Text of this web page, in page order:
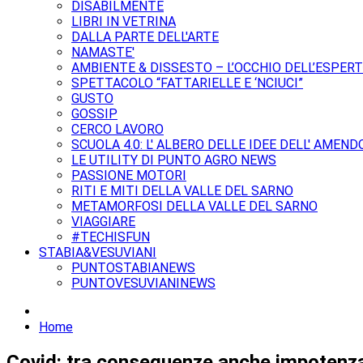
DISABILMENTE
LIBRI IN VETRINA
DALLA PARTE DELL'ARTE
NAMASTE'
AMBIENTE & DISSESTO – L’OCCHIO
SPETTACOLO “FATTARIELLE E ‘NCIUCI”
GUSTO
GOSSIP
CERCO LAVORO
SCUOLA 4.0: L' ALBERO DELLE IDEE DELL'
LE UTILITY DI PUNTO AGRO NEWS
PASSIONE MOTORI
RITI E MITI DELLA VALLE DEL SARNO
METAMORFOSI DELLA VALLE DEL SARNO
VIAGGIARE
#TECHISFUN
STABIA&VESUVIANI
PUNTOSTABIANEWS
PUNTOVESUVIANINEWS
Home